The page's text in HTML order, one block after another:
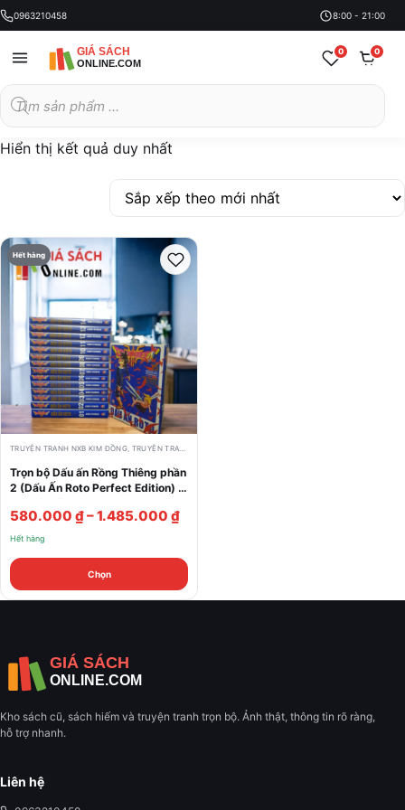
0963210458 8:00 - 21:00
kiếm
sản
0 0
Hiển thị kết quả duy nhất
Hết hàng
TRUYỆN TRANH NXB KIM ĐỒNG, TRUYỆN TRANH TRỌN BỘ
Trọn bộ Dấu ấn Rồng Thiêng phần
2 (Dấu Ấn Roto Perfect Edition) -
Kamui Fujiwara
580.000 ₫–1.485.000 ₫Khoảng
từ
580.000 ₫
đến
Hết hàng
Chọn
Sản
phẩm
nhiều
biến
Các
tùy
có
Kho sách cũ, sách hiếm và truyện tranh trọn bộ. Ảnh thật, thông tin rõ ràng,
hỗ trợ nhanh.
Liên hệ